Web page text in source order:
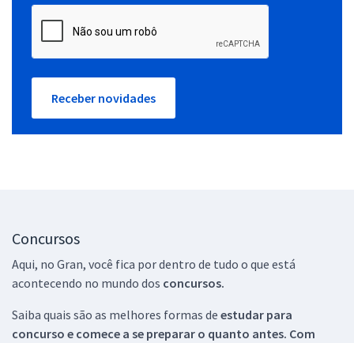
Receber novidades
Concursos
Aqui, no Gran, você fica por dentro de tudo o que está
acontecendo no mundo dos concursos.
Saiba quais são as melhores formas de estudar para
concurso e comece a se preparar o quanto antes. Com